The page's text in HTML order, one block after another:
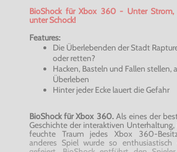
BioShock für Xbox 360 - Unter Strom,
unter Schock!
Features:
Die Überlebenden der Stadt
oder retten?
Hacken, Basteln und Fallen stellen,
Überleben
Hinter jeder Ecke lauert die Gefahr
BioShock für Xbox 360.Als eines der
Geschichte der interaktiven
feuchte Traum jedes Xbox 360-
anderes Spiel wurde so enthusiastisch